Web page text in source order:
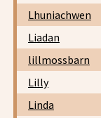
Lhuniachwen
Liadan
lillmossbarn
Lilly
Linda